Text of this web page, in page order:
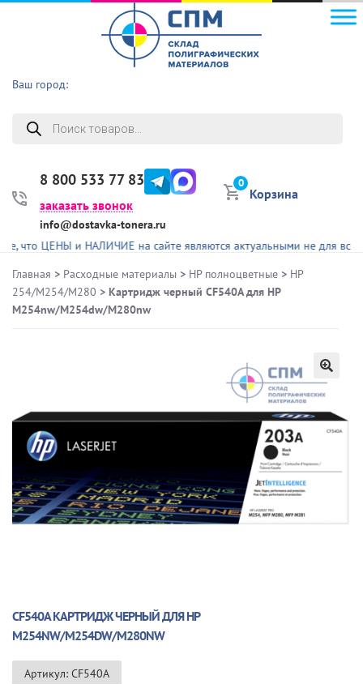
Ваш город:
Поиск
товаров
8 800 533 77 83
заказать звонок
info@dostavka-tonera.ru
0
Корзина
ЦЕНЫ и НАЛИЧИЕ на сайте являются актуальными не для всех
Главная > Расходные материалы > HP полноцветные > HP
254/M254/M280 > Картридж черный CF540A для HP
M254nw/M254dw/M280nw
🔍
CF540A КАРТРИДЖ ЧЕРНЫЙ ДЛЯ HP
M254NW/M254DW/M280NW
Артикул: CF540A